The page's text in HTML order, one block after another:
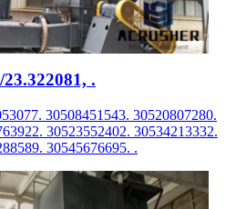
.
30508451543. 30520807280.
30523552402. 30534213332.
30545676695. .